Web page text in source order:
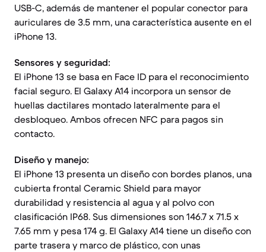
USB-C, además de mantener el popular conector para
auriculares de 3.5 mm, una característica ausente en el
iPhone 13.
Sensores y seguridad:
El iPhone 13 se basa en Face ID para el reconocimiento
facial seguro. El Galaxy A14 incorpora un sensor de
huellas dactilares montado lateralmente para el
desbloqueo. Ambos ofrecen NFC para pagos sin
contacto.
Diseño y manejo:
El iPhone 13 presenta un diseño con bordes planos, una
cubierta frontal Ceramic Shield para mayor
durabilidad y resistencia al agua y al polvo con
clasificación IP68. Sus dimensiones son 146.7 x 71.5 x
7.65 mm y pesa 174 g. El Galaxy A14 tiene un diseño con
parte trasera y marco de plástico, con unas